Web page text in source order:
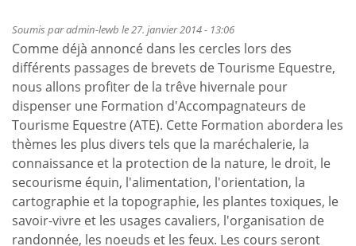
Soumis paradmin-lewb le 27. janvier 2014 - 13:06
Comme déjà annoncé dans les cercles lors des
différents passages de brevets de Tourisme Equestre,
nous allons profiter de la trêve hivernale pour
dispenser une Formation d'Accompagnateurs de
Tourisme Equestre (ATE). Cette Formation abordera les
thèmes les plus divers tels que la maréchalerie, la
connaissance et la protection de la nature, le droit, le
secourisme équin, l'alimentation, l'orientation, la
cartographie et la topographie, les plantes toxiques, le
savoir-vivre et les usages cavaliers, l'organisation de
randonnée, les noeuds et les feux. Les cours seront